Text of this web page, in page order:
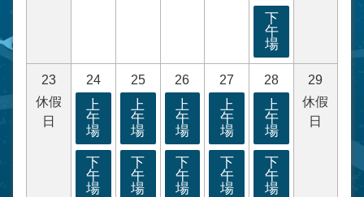
下
午
場
23
休假
日
24
上
午
場
下
午
場
25
上
午
場
下
午
場
26
上
午
場
下
午
場
27
上
午
場
下
午
場
28
上
午
場
下
午
場
29
休假
日